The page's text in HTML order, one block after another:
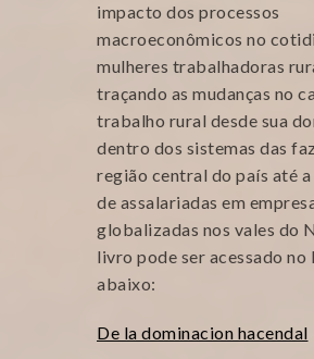
impacto dos processos
macroeconômicos no
mulheres trabalhadoras
traçando as mudanças no
trabalho rural desde sua
dentro dos sistemas das
região central do país até
de assalariadas em
globalizadas nos vales do
livro pode ser acessado no
abaixo:
De la dominacion hacendal